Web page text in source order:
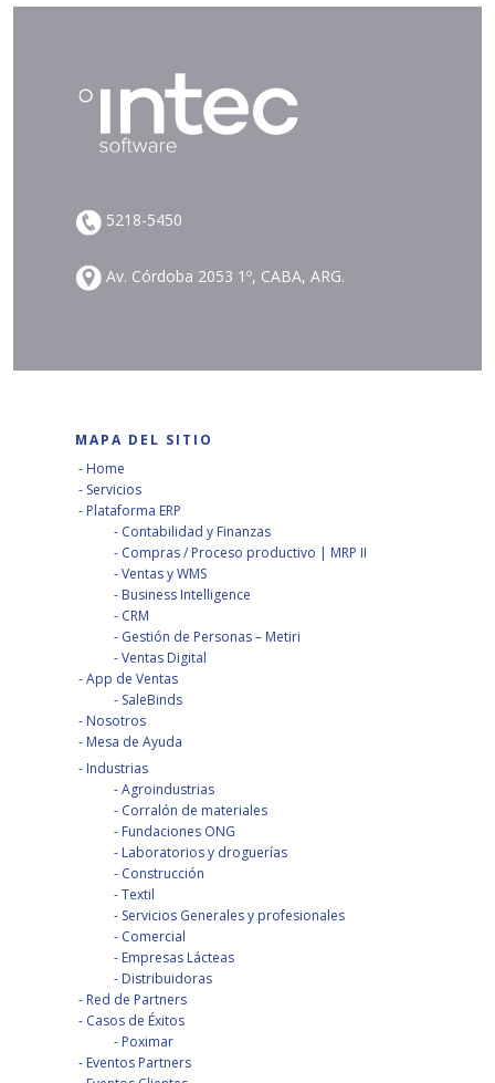
5218-5450
Av. Córdoba 2053 1º, CABA, ARG.
MAPA DEL SITIO
Home
Servicios
Plataforma ERP
Contabilidad y Finanzas
Compras / Proceso productivo | MRP II
Ventas y WMS
Business Intelligence
CRM
Gestión de Personas – Metiri
Ventas Digital
App de Ventas
SaleBinds
Nosotros
Mesa de Ayuda
Industrias
Agroindustrias
Corralón de materiales
Fundaciones ONG
Laboratorios y droguerías
Construcción
Textil
Servicios Generales y profesionales
Comercial
Empresas Lácteas
Distribuidoras
Red de Partners
Casos de Éxitos
Poximar
Eventos Partners